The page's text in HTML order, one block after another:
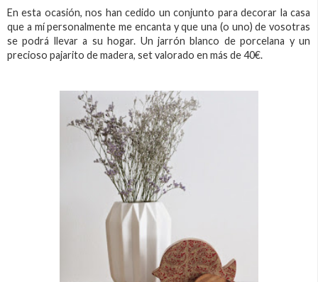
En esta ocasión, nos han cedido un conjunto para decorar la casa
que a mí personalmente me encanta y que una (o uno) de vosotras
se podrá llevar a su hogar. Un jarrón blanco de porcelana y un
precioso pajarito de madera, set valorado en más de 40€.